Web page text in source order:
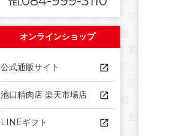
TEL
オンラインショップ
公式通販サイト
池口精肉店 楽天市場店
LINEギフト